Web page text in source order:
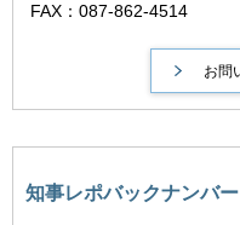
FAX：087-862-4514
知事レポバックナンバー